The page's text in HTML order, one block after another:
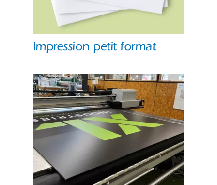
Impression petit format